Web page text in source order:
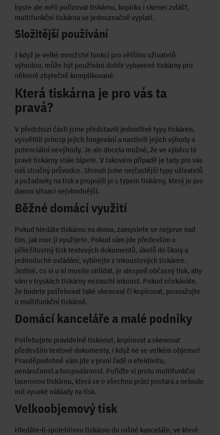
byste ale měli pořizovat tiskárnu, kopírku i skener zvlášť,
multifunkční tiskárna se jednoznačně vyplatí.
Složitější používání
I když je velké množství funkcí pro většinu uživatelů
výhodou, může být používání dobře vybavené tiskárny pro
některé zbytečně komplikované.
Která tiskárna je pro vás ta
pravá?
V předchozí části jsme představili jednotlivé typy tiskáren,
vysvětlili princip jejich fungování a nastínili jejich výhody a
potenciální nevýhody. Je ale docela možné, že ve výběru té
pravé tiskárny stále tápete. V takovém případě je tady pro vás
náš stručný průvodce. Shrnuli jsme nejčastější typy uživatelů
a požadavky na tisk a propojili je s typem tiskárny, který je pro
danou situaci nejvhodnější.
Běžné domácí využití
Pokud hledáte tiskárnu na doma, zamyslete se nejprve nad
tím, jak moc ji využijete. Pokud vám jde především o
příležitostný tisk textových dokumentů, úkolů do školy a
jednoduché ovládání, vybírejte z inkoustových tiskáren.
Jediné, co si u ní musíte ohlídat, je alespoň občasný tisk, aby
vám v tryskách tiskárny nezaschl inkoust. Pokud očekáváte,
že budete potřebovat také skenovat či kopírovat, pouvažujte
o multifunkční tiskárně.
Domácí kanceláře a malé podniky
Potřebujete pravidelně tisknout, kopírovat a skenovat
především textové dokumenty, i když ne ve velkém objemu?
Pravděpodobně vám jde v první řadě o efektivitu,
nenáročnost a hospodárnost. Pořiďte si proto multifunkční
laserovou tiskárnu, která se o všechnu práci postará a nebude
mít vysoké náklady na tisk.
Velkoobjemový tisk
Hledáte-li spolehlivou tiskárnu do rušné kanceláře, ve které